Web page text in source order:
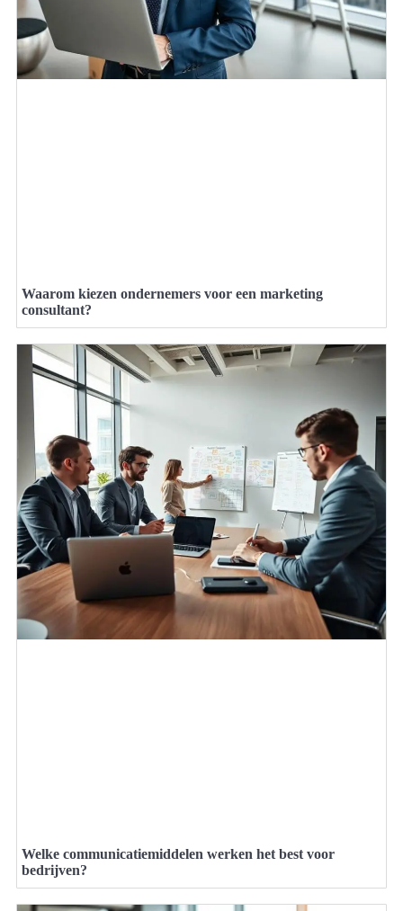
Waarom kiezen ondernemers voor een marketing
consultant?
Welke communicatiemiddelen werken het best voor
bedrijven?